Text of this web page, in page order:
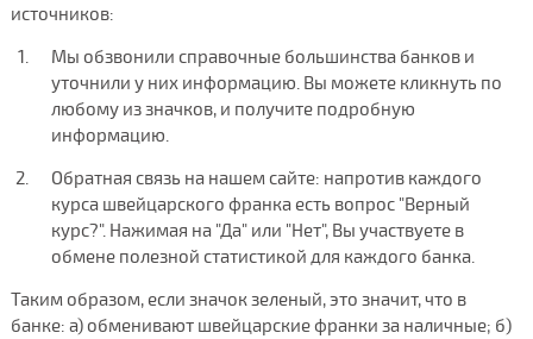
источников:
Мы обзвонили справочные большинства банков и
уточнили у них информацию. Вы можете кликнуть по
любому из значков, и получите подробную
информацию.
Обратная связь на нашем сайте: напротив каждого
курса швейцарского франка есть вопрос "Верный
курс?". Нажимая на "Да" или "Нет", Вы участвуете в
обмене полезной статистикой для каждого банка.
Таким образом, если значок зеленый, это значит, что в
банке: а) обменивают швейцарские франки за наличные; б)